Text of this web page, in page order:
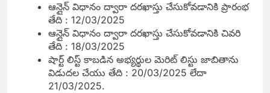
ఆన్లైన్ విధానం ద్వారా దరఖాస్తు చేసుకోవడానికి ప్రారంభ
తేది : 12/03/2025
ఆన్లైన్ విధానం ద్వారా దరఖాస్తు చేసుకోవడానికి చివరి
తేది : 18/03/2025
షార్ట్ లిస్ట్ కాబడిన అభ్యర్థుల మెరిట్ లిస్టు జాబితాను
విడుదల చేయు తేది : 20/03/2025 లేదా
21/03/2025.